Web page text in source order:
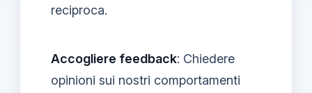
reciproca.
Accogliere feedback: Chiedere
opinioni sui nostri comportamenti